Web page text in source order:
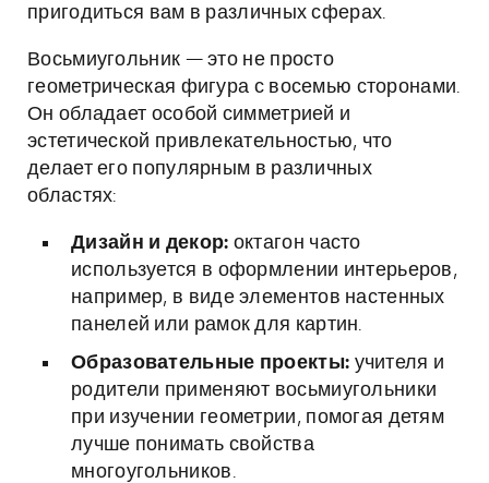
пригодиться вам в различных сферах.
Восьмиугольник — это не просто
геометрическая фигура с восемью сторонами.
Он обладает особой симметрией и
эстетической привлекательностью, что
делает его популярным в различных
областях:
Дизайн и декор: октагон часто
используется в оформлении интерьеров,
например, в виде элементов настенных
панелей или рамок для картин.
Образовательные проекты: учителя и
родители применяют восьмиугольники
при изучении геометрии, помогая детям
лучше понимать свойства
многоугольников.